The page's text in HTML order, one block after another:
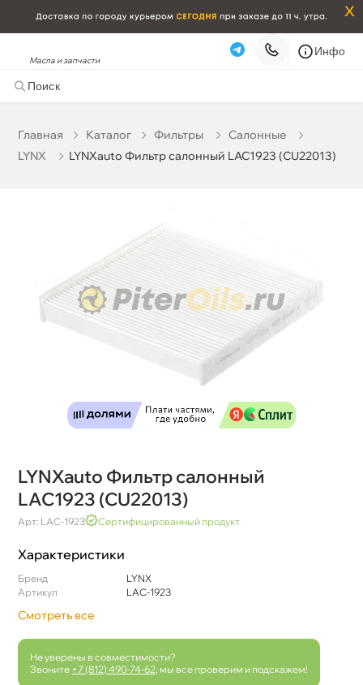
x
Масла и запчасти
Инфо
Главная Катало Фильтры
Салонные
LYNX
LYNXauto Фильтр салонный LAC1923 (CU22013)
LYNXauto Фильтр салонный
LAC1923 (CU22013)
Арт: LAC-1923 Сертифицированный продукт
Характеристики
Бренд
LYNX
Артикул
LAC-1923
Смотреть все
Не уверены в совместимости?
Звоните +7 (812) 490-74-62 , мы все проверим и подскажем!
Карта